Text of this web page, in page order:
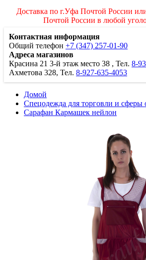
Доставка по г.Уфа Почтой России
Почтой России в любой
Контактная информация
Общий телефон +7 (347) 257-01-90
Адреса магазинов
Красина 21 3-й этаж место 38 , Тел. 8-
Ахметова 328, Тел. 8-927-635-4053
Домой
Спецодежда для торговли и сферы
Сарафан Кармашек нейлон